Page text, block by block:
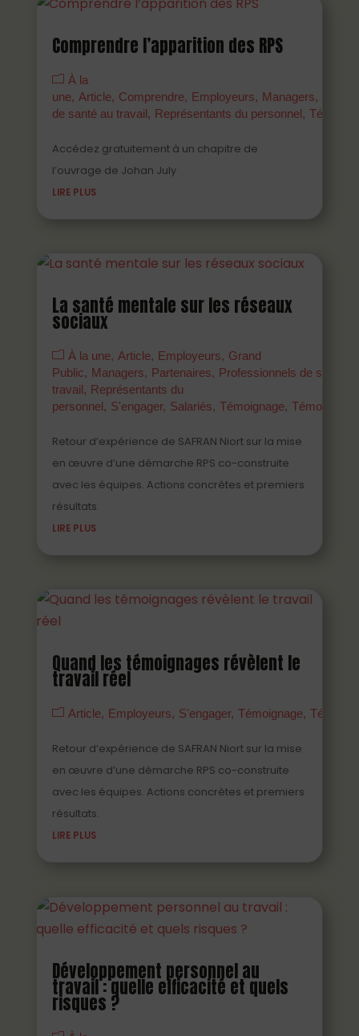
Comprendre l’apparition des RPS
À la
une
Article Comprendre Employeurs Managers
de santé au travail
Représentants du personnel
Accédez gratuitement à un chapitre de
l’ouvrage de Johan July
LIRE PLUS
La santé mentale sur les réseaux
sociaux
À la une Article Employeurs
Grand
Public
Managers Partenaires
Professionnels de santé
travail
Représentants du
personnel
S'engager Salariés Témoignage Témoigner
Retour d’expérience de SAFRAN Niort sur la mise
en œuvre d’une démarche RPS co-construite
avec les équipes. Actions concrètes et premiers
résultats.
LIRE PLUS
Quand les témoignages révèlent le
travail réel
Article Employeurs S'engager Témoignage
Retour d’expérience de SAFRAN Niort sur la mise
en œuvre d’une démarche RPS co-construite
avec les équipes. Actions concrètes et premiers
résultats.
LIRE PLUS
Développement personnel au
travail : quelle efficacité et quels
risques ?